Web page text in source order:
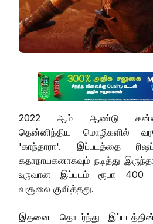
2022 ஆம் ஆண்டு
தென்னிந்திய மொழிகளில்
'காந்தாரா'. இப்படத்தை
கதாநாயகனாகவும் நடித்து
உருவான இப்படம் ரூபா 400
வசூலை குவித்தது.
இதனை தொடர்ந்து